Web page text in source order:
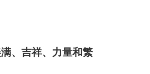
、吉祥、力量和繁